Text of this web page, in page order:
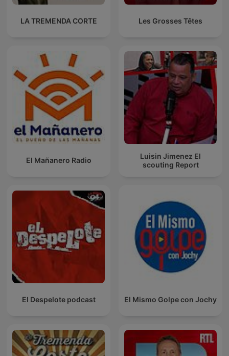
LA TREMENDA CORTE Les Grosses Têtes
El Mañanero Radio
Luisin Jimenez El
scouting Report
El Despelote podcast El Mismo Golpe con Jochy